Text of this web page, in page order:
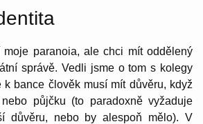
paranoia, ale chci mít oddělený
správě. Vedli jsme o tom s kolegy
k bance člověk musí mít důvěru, když
půjčku (to paradoxně vyžaduje
důvěru, nebo by alespoň mělo). V